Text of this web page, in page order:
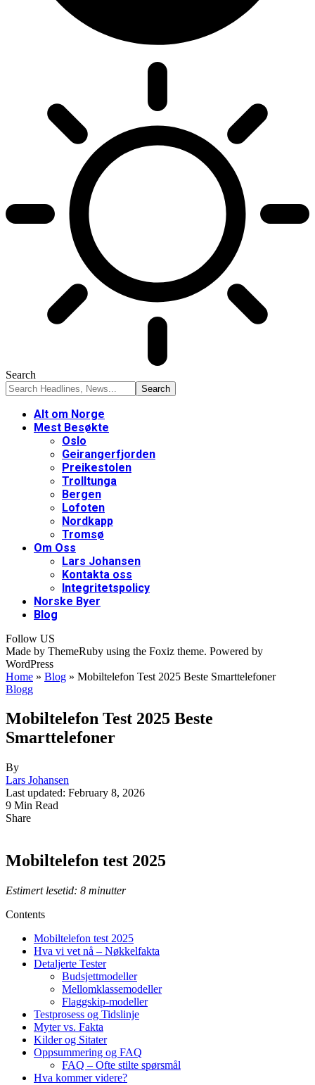
Search
Alt om Norge
Mest Besøkte
Oslo
Geirangerfjorden
Preikestolen
Trolltunga
Bergen
Lofoten
Nordkapp
Tromsø
Om Oss
Lars Johansen
Kontakta oss
Integritetspolicy
Norske Byer
Blog
Follow US
Made by ThemeRuby using the Foxiz theme. Powered by
WordPress
Home » Blog » Mobiltelefon Test 2025 Beste Smarttelefoner
Blogg
Mobiltelefon Test 2025 Beste
Smarttelefoner
By
Lars Johansen
Last updated: February 8, 2026
9 Min Read
Share
Mobiltelefon test 2025
Estimert lesetid: 8 minutter
Contents
Mobiltelefon test 2025
Hva vi vet nå – Nøkkelfakta
Detaljerte Tester
Budsjettmodeller
Mellomklassemodeller
Flaggskip-modeller
Testprosess og Tidslinje
Myter vs. Fakta
Kilder og Sitater
Oppsummering og FAQ
FAQ – Ofte stilte spørsmål
Hva kommer videre?